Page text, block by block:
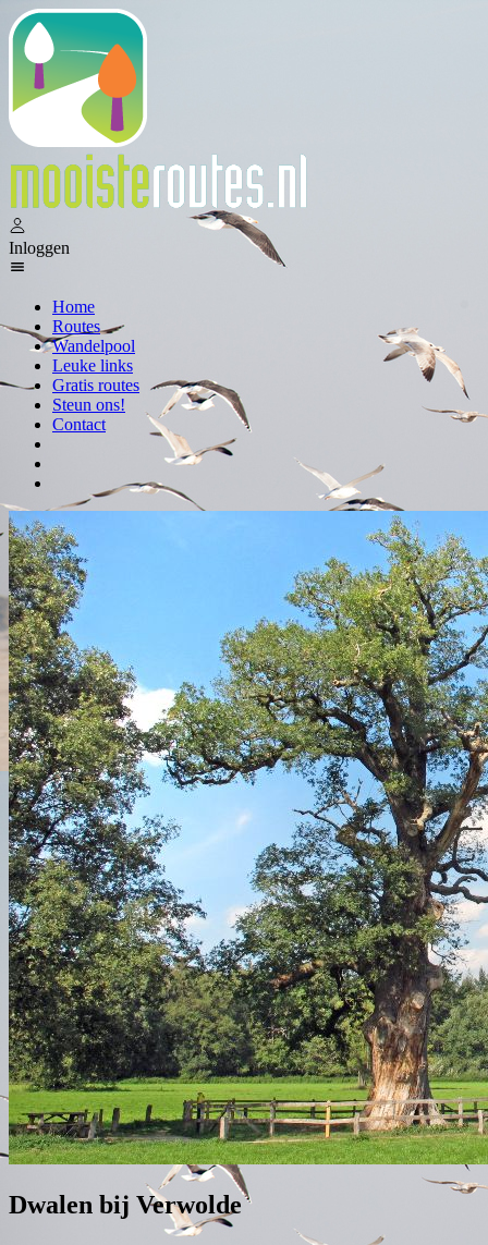
Inloggen
Home
Routes
Wandelpool
Leuke links
Gratis routes
Steun ons!
Contact
Dwalen bij Verwolde